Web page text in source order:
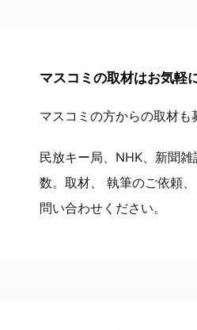
マスコミの取材はお気軽
マスコミの方からの取材も
民放キー局、NHK、新聞
数。取材、 執筆のご依頼
問い合わせください。